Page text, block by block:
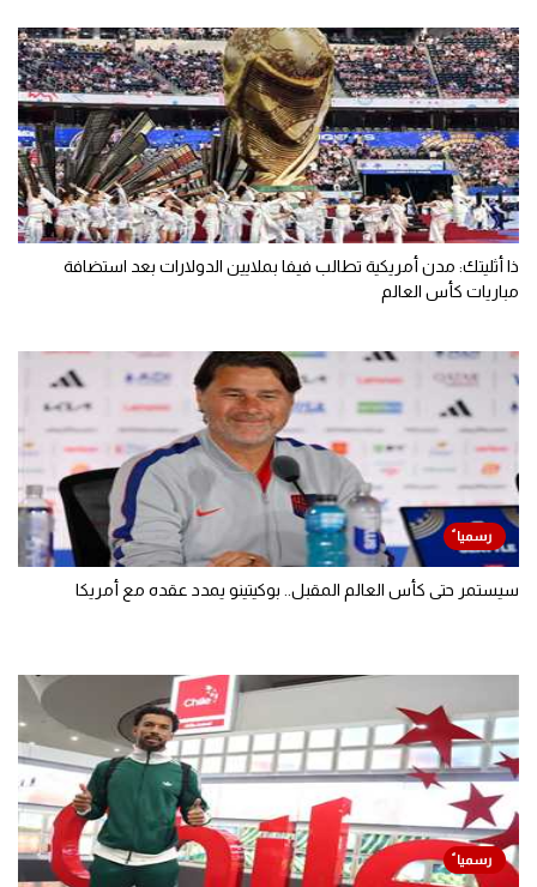
ذا أثليتك: مدن أمريكية تطالب فيفا بملايين الدولارات بعد استضافة
مباريات كأس العالم
سيستمر حتى كأس العالم المقبل.. بوكيتينو يمدد عقده مع أمريكا